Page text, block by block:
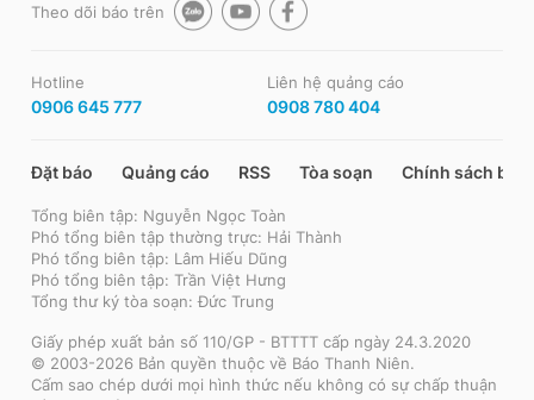
Theo dõi báo trên
Hotline
0906 645 777
Liên hệ quảng cáo
0908 780 404
Đặt báo Quảng cáo RSS Tòa soạn Chính sách bảo
Tổng biên tập: Nguyễn Ngọc Toàn
Phó tổng biên tập thường trực: Hải Thành
Phó tổng biên tập: Lâm Hiếu Dũng
Phó tổng biên tập: Trần Việt Hưng
Tổng thư ký tòa soạn: Đức Trung
Giấy phép xuất bản số 110/GP - BTTTT cấp ngày 24.3.2020
© 2003-2026 Bản quyền thuộc về Báo Thanh Niên.
Cấm sao chép dưới mọi hình thức nếu không có sự chấp thuận